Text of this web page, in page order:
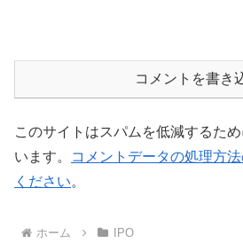
コメントを書き
このサイトはスパムを低減するた
います。
コメントデータの処理方
ください。
ホーム IPO